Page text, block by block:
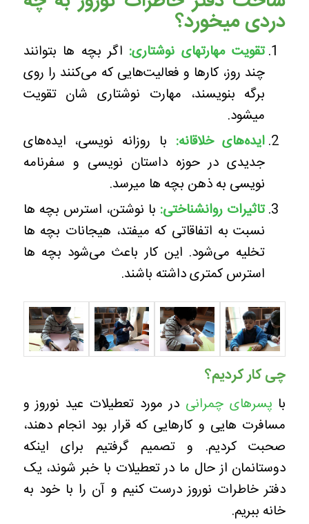
دردی میخورد؟
تقویت مهارتهای نوشتاری: اگر بچه ها بتوانند
چند روز، کارها و فعالیت‌هایی که می‌کنند را روی
برگه بنویسند، مهارت نوشتاری شان تقویت
میشود.
ایده‌‌های خلاقانه: با روزانه نویسی، ایده‌های
جدیدی در حوزه داستان نویسی و سفرنامه
نویسی به ذهن بچه ها میرسد.
تاثیرات روانشناختی: با نوشتن، استرس بچه ها
نسبت به اتفاقاتی که میفتد، هیجانات بچه ها
تخلیه می‌شود. این کار باعث می‌شود بچه ها
استرس کمتری داشته باشند.
چی کار کردیم؟
با پسرهای چمرانی در مورد تعطیلات عید نوروز و
مسافرت هایی و کارهایی که قرار بود انجام دهند،
صحبت کردیم. و تصمیم گرفتیم برای اینکه
دوستانمان از حال ما در تعطیلات با خبر شوند، یک
دفتر خاطرات نوروز درست کنیم و آن را با خود به
خانه ببریم.